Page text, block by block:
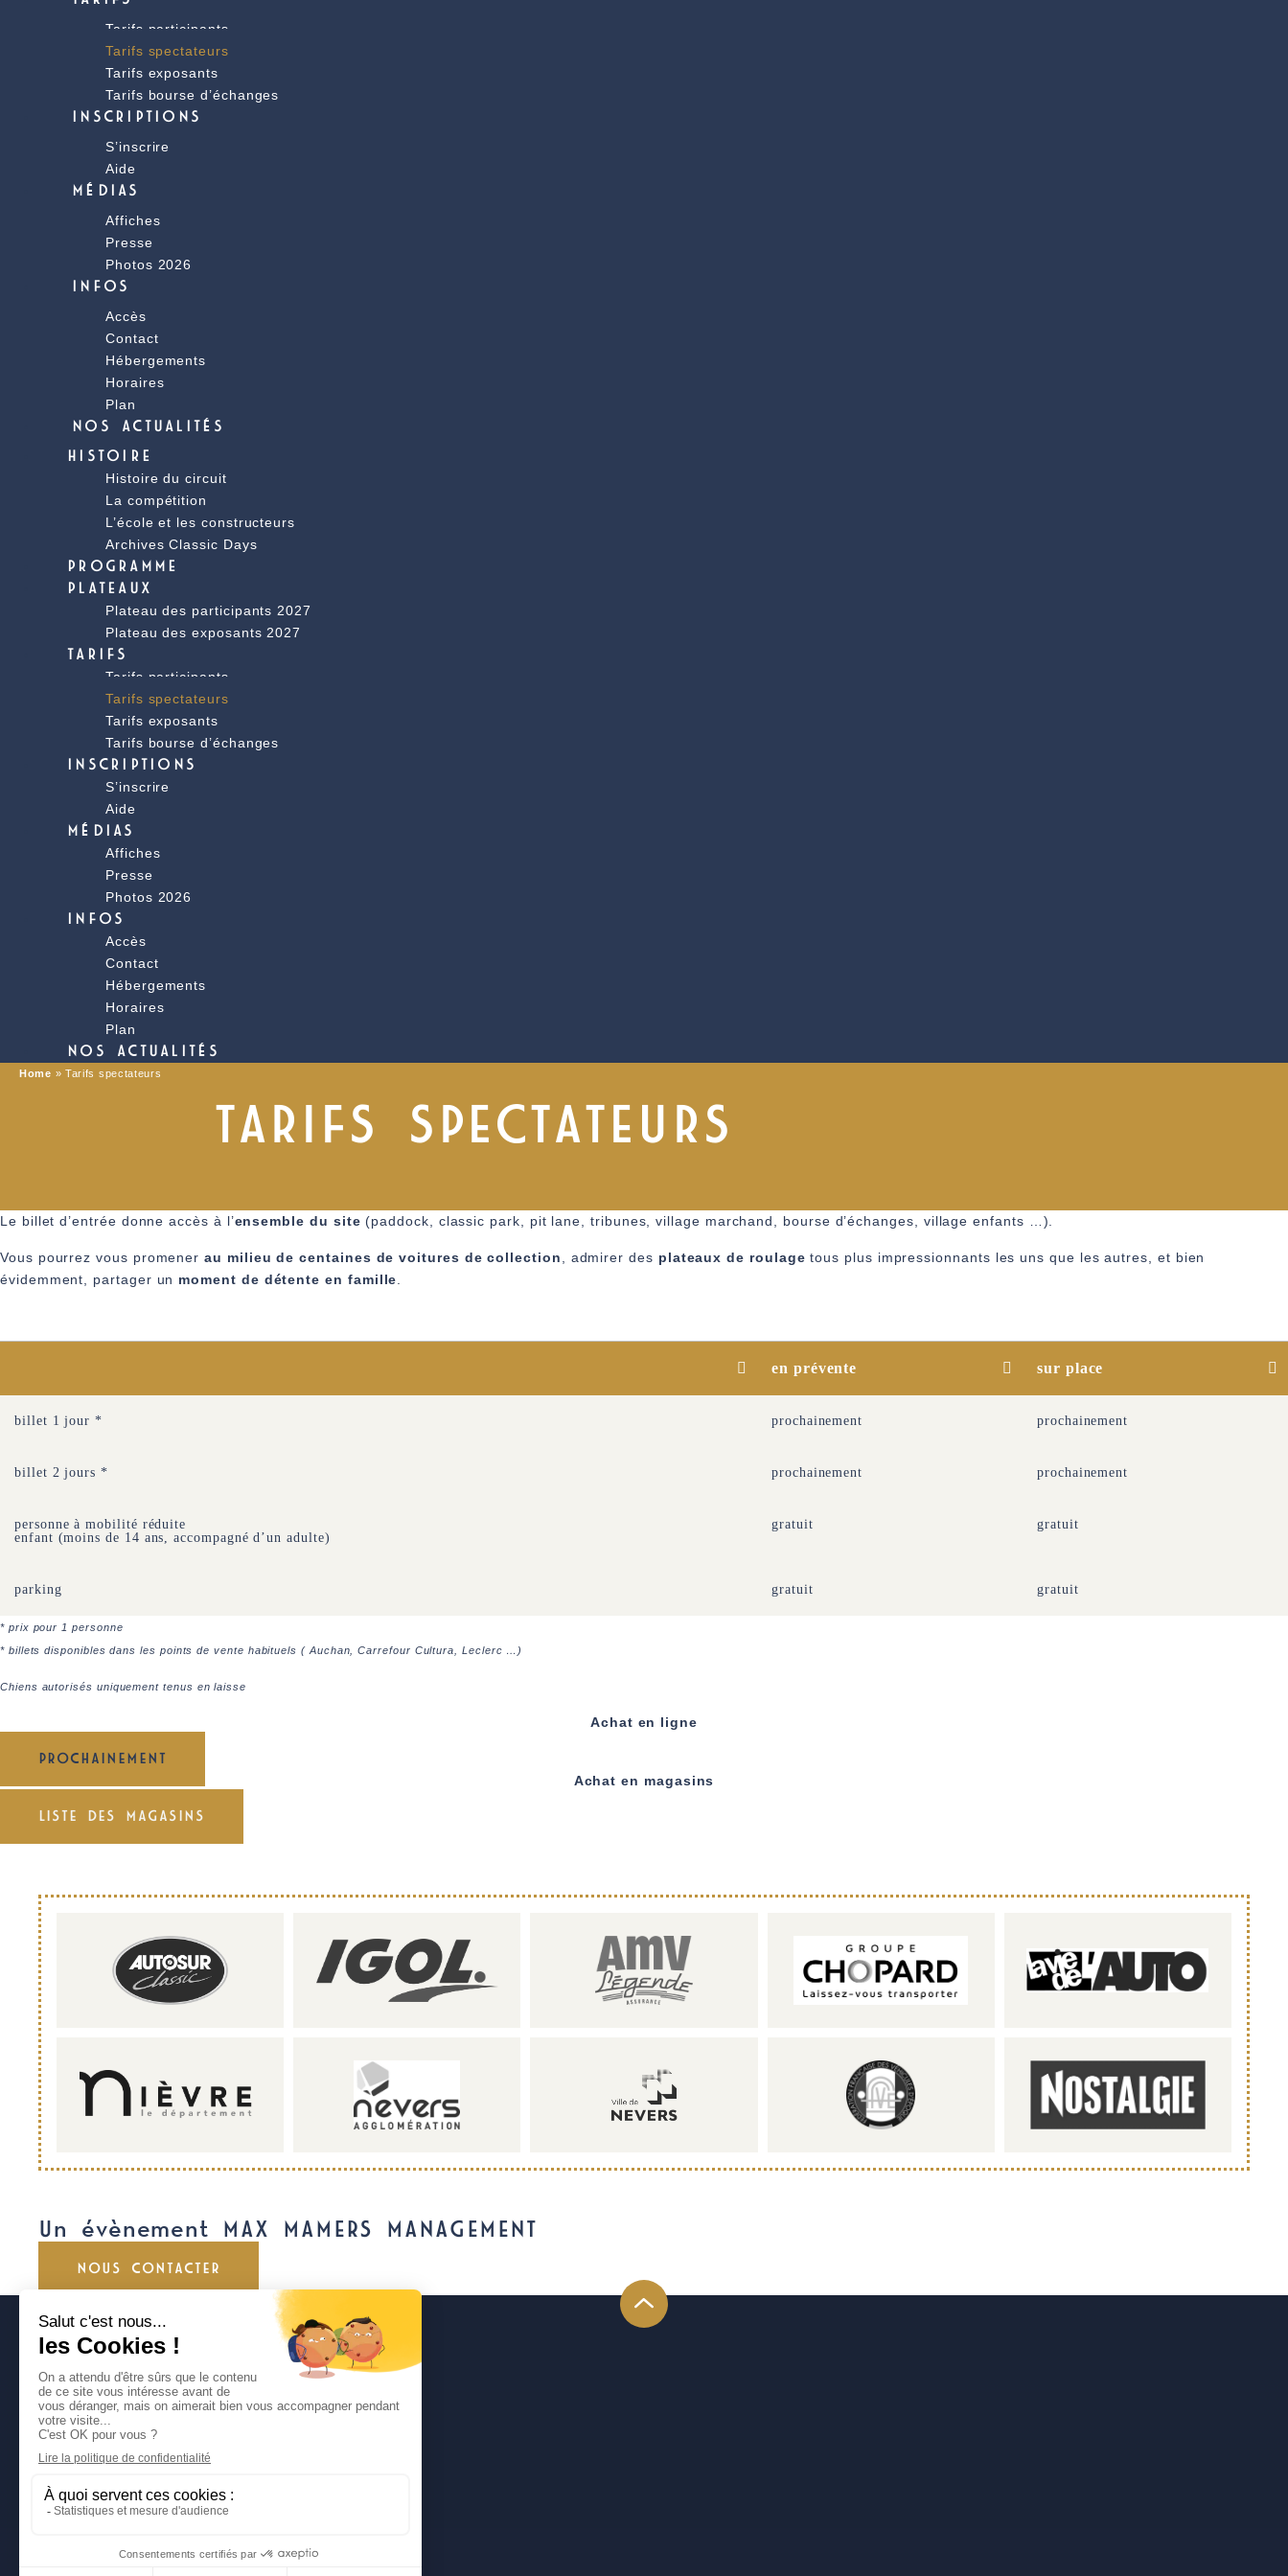
Tarifs participants
Tarifs spectateurs
Tarifs exposants
Tarifs bourse d’échanges
INSCRIPTIONS
S’inscrire
Aide
MÉDIAS
Affiches
Presse
Photos 2026
INFOS
Accès
Contact
Hébergements
Horaires
Plan
NOS ACTUALITÉS
HISTOIRE
Histoire du circuit
La compétition
L’école et les constructeurs
Archives Classic Days
PROGRAMME
PLATEAUX
Plateau des participants 2027
Plateau des exposants 2027
TARIFS
Tarifs participants
Tarifs spectateurs
Tarifs exposants
Tarifs bourse d’échanges
INSCRIPTIONS
S’inscrire
Aide
MÉDIAS
Affiches
Presse
Photos 2026
INFOS
Accès
Contact
Hébergements
Horaires
Plan
NOS ACTUALITÉS
Home » Tarifs spectateurs
TARIFS SPECTATEURS
Le billet d’entrée donne accès à l’ensemble du site (paddock, classic park, pit lane, tribunes, village marchand, bourse d’échanges, village enfants …).
Vous pourrez vous promenerau milieu de centaines de voitures de collection , admirer des plateaux de roulage tous plus impressionnants les uns que les autres, et bien
évidemment, partager un moment de détente en famille
en prévente sur place
billet 1 jour * prochainement prochainement
billet 2 jours * prochainement prochainement
personne à mobilité réduite
enfant (moins de 14 ans, accompagné d’un adulte)
gratuit gratuit
parking gratuit gratuit
* prix pour 1 personne
* billets disponibles dans les points de vente habituels ( Auchan, Carrefour Cultura, Leclerc …)
Chiens autorisés uniquement tenus en laisse
Achat en ligne
PROCHAINEMENT
Achat en magasins
LISTE DES MAGASINS
Un évènement MAX MAMERS MANAGEMENT
NOUS CONTACTER
DÉCOUVREZ NOS SITES
CLASSIC FESTIVAL
FUN CUP
TROPHÉE ANDROS
Mentions légales